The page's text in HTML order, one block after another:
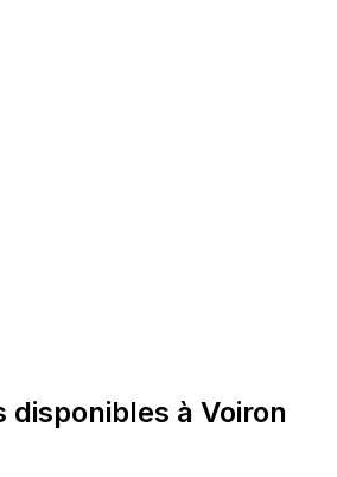
disponibles à Voiron